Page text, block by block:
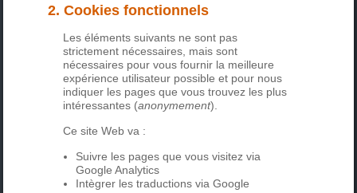
2. Cookies fonctionnels
Les éléments suivants ne sont pas
strictement nécessaires, mais sont
nécessaires pour vous fournir la meilleure
expérience utilisateur possible et pour nous
indiquer les pages que vous trouvez les plus
intéressantes (anonymement).
Ce site Web va :
Suivre les pages que vous visitez via
Google Analytics
Intègrer les traductions via Google